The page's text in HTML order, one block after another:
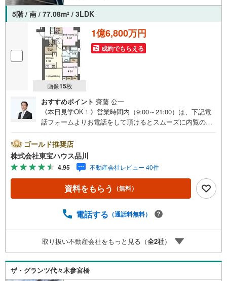
5階 / 南 / 77.08m2 / 3LDK
画像15枚
1億6,800万円
成約でもらえる
おすすめポイント 齋藤 公一
《本日見学OK！》営業時間内（9:00～21:00）は、下記電
話フォームよりお電話をして頂けるとスムーズに内覧のご
hoo！ 不動産キャンペーン対象店舗】当店で物件を成約す
るとPayPayボーナスライトがもらえる「Yahoo！ 不動産
物件ご成約キャンペーン」の対象になります。「資料をも
らう」「見学予約をする」ボタンからお問い合わせくださ
い。※必ずYahoo！ JAPAN IDでログインしてください。※P
ayPayボーナスライトは出金と譲渡はできません。ご案
問い合わせも常時受け付けております！お気軽にお問い合
ゴールド推奨店
株式会社東宝ハウス品川
4.95 不動産会社レビュー 40件
資料をもらう （無料）
電話する （通話料無料）
取り扱い不動産会社をもっと見る（全2社）
ザ・グランツ代々木参宮橋